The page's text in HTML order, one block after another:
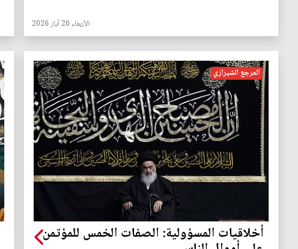
الأربعاء 20 آيار 2026
المرجع الشيرازي
أخلاقيات المسؤولية: الصفات الخمس للمؤتمن